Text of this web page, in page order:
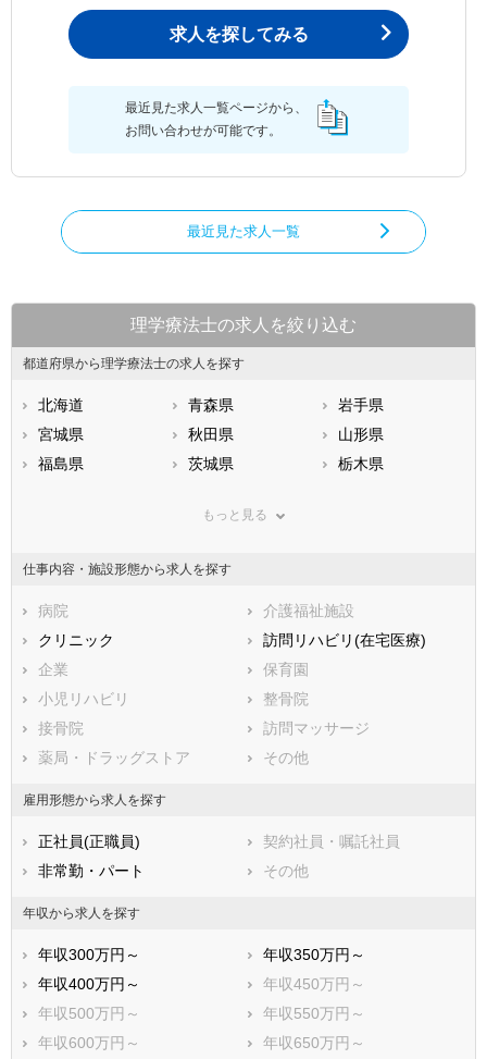
求人を探してみる
最近見た求人一覧ページから、
お問い合わせが可能です。
最近見た求人一覧
理学療法士の求人を絞り込む
都道府県から理学療法士の求人を探す
北海道 青森県
岩手県
宮城県
秋田県
山形県
福島県
茨城県
栃木県
神奈川県
石川県
福井県
静岡県
三重県
滋賀県
大阪府
兵庫県
鳥取県
広島県
徳島県
香川県
愛媛県
鹿児島県
もっと見る
仕事内容・施設形態から求人を探す
病院
介護福祉施設
クリニック
訪問リハビリ(在宅医療)
企業
保育園
小児リハビリ
整骨院
接骨院
訪問マッサージ
薬局・ドラッグストア
その他
雇用形態から求人を探す
正社員(正職員)
契約社員・嘱託社員
非常勤・パート
その他
年収から求人を探す
年収300万円～
年収350万円～
年収400万円～
年収450万円～
年収500万円～
年収550万円～
年収600万円～
年収650万円～